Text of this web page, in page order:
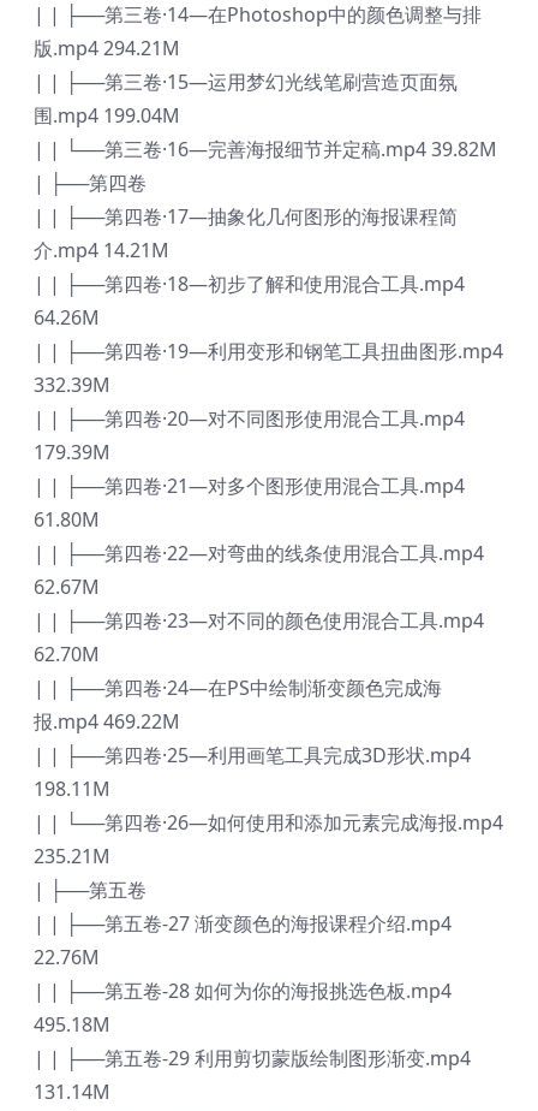
| | ├──第三卷·14—在Photoshop中的颜色调整与排
版.mp4 294.21M
| | ├──第三卷·15—运用梦幻光线笔刷营造页面氛
围.mp4 199.04M
| | └──第三卷·16—完善海报细节并定稿.mp4 39.82M
| ├──第四卷
| | ├──第四卷·17—抽象化几何图形的海报课程简
介.mp4 14.21M
| | ├──第四卷·18—初步了解和使用混合工具.mp4
64.26M
| | ├──第四卷·19—利用变形和钢笔工具扭曲图形.mp4
332.39M
| | ├──第四卷·20—对不同图形使用混合工具.mp4
179.39M
| | ├──第四卷·21—对多个图形使用混合工具.mp4
61.80M
| | ├──第四卷·22—对弯曲的线条使用混合工具.mp4
62.67M
| | ├──第四卷·23—对不同的颜色使用混合工具.mp4
62.70M
| | ├──第四卷·24—在PS中绘制渐变颜色完成海
报.mp4 469.22M
| | ├──第四卷·25—利用画笔工具完成3D形状.mp4
198.11M
| | └──第四卷·26—如何使用和添加元素完成海报.mp4
235.21M
| ├──第五卷
| | ├──第五卷-27 渐变颜色的海报课程介绍.mp4
22.76M
| | ├──第五卷-28 如何为你的海报挑选色板.mp4
495.18M
| | ├──第五卷-29 利用剪切蒙版绘制图形渐变.mp4
131.14M